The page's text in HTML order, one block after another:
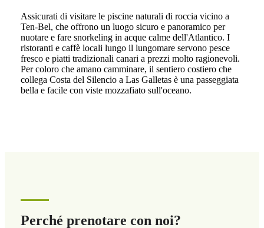
Assicurati di visitare le piscine naturali di roccia vicino a
Ten-Bel, che offrono un luogo sicuro e panoramico per
nuotare e fare snorkeling in acque calme dell'Atlantico. I
ristoranti e caffè locali lungo il lungomare servono pesce
fresco e piatti tradizionali canari a prezzi molto ragionevoli.
Per coloro che amano camminare, il sentiero costiero che
collega Costa del Silencio a Las Galletas è una passeggiata
bella e facile con viste mozzafiato sull'oceano.
Perché prenotare con noi?